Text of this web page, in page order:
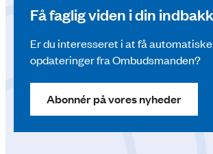
Få faglig viden i din
Er du interesseret i at få automatiske
opdateringer fra Ombudsmanden?
Abonnér på vores nyheder